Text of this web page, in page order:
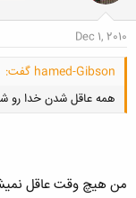
Dec 1, 2010
hamed-Gibson گفت:
همه عاقل شدن خدا رو
من هیچ وقت عاقل